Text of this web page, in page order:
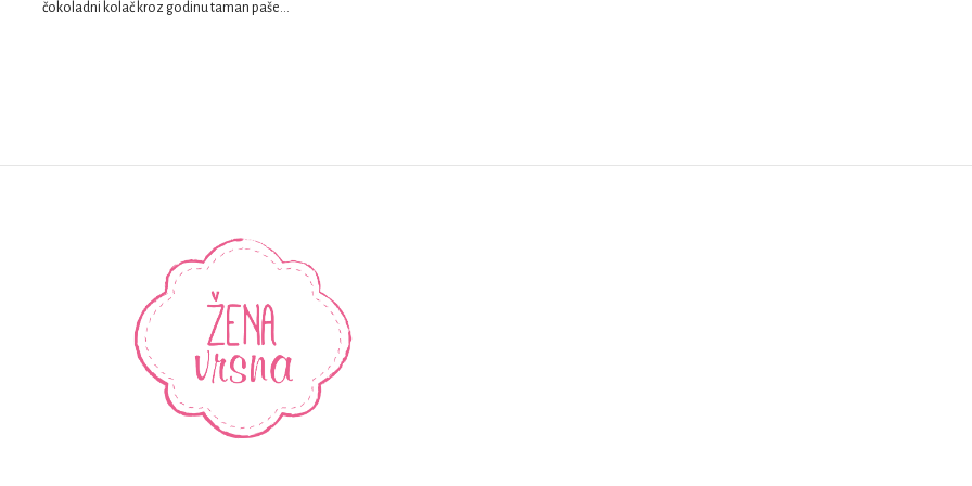
čokoladni kolač kroz godinu taman paše…